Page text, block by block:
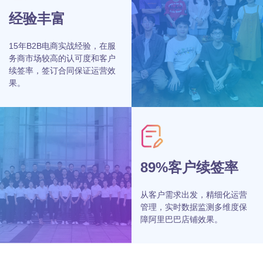
经验丰富
15年B2B电商实战经验，在服
务商市场较高的认可度和客户
续签率，签订合同保证运营效
果。
89%客户续签率
从客户需求出发，精细化运营
管理，实时数据监测多维度保
障阿里巴巴店铺效果。